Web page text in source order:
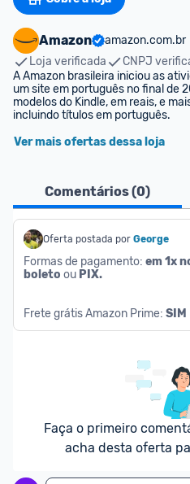
Amazon
amazon.com.br
Loja verificada
CNPJ
A Amazon brasileira iniciou as
um site em português no final de
modelos do Kindle, em reais, e
incluindo títulos em português.
Ver mais ofertas dessa loja
Comentários (0)
Oferta postada por George
Formas de pagamento: em 1x
boleto ou PIX.
Frete grátis Amazon Prime: SIM
Faça o primeiro
acha desta oferta